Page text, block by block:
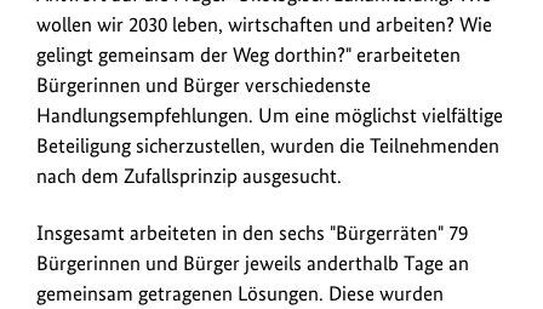
wollen wir 2030 leben, wirtschaften und arbeiten? Wie
gelingt gemeinsam der Weg dorthin?" erarbeiteten
Bürgerinnen und Bürger verschiedenste
Handlungsempfehlungen. Um eine möglichst vielfältige
Beteiligung sicherzustellen, wurden die Teilnehmenden
nach dem Zufallsprinzip ausgesucht.
Insgesamt arbeiteten in den sechs "Bürgerräten" 79
Bürgerinnen und Bürger jeweils anderthalb Tage an
gemeinsam getragenen Lösungen. Diese wurden